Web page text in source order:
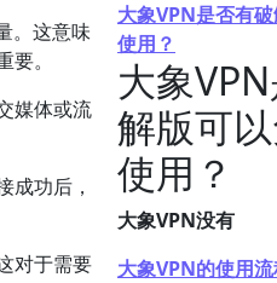
。这意味
。
媒体或流
成功后，
对于需要
大象VPN是否有
使用？
大象
解版可
使用？
大象VPN没有
大象VPN的使用